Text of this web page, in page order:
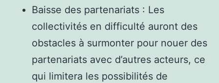
Baisse des partenariats : Les
collectivités en difficulté auront des
obstacles à surmonter pour nouer des
partenariats avec d’autres acteurs, ce
qui limitera les possibilités de